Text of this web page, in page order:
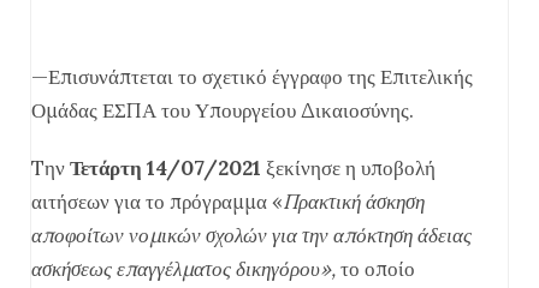
—Επισυνάπτεται το σχετικό έγγραφο της Επιτελικής
Ομάδας ΕΣΠΑ του Υπουργείου Δικαιοσύνης.
TηνΤετάρτη 14/07/2021 ξεκίνησε η υποβολή
αιτήσεων για το πρόγραμμα «Πρακτική άσκηση
αποφοίτων νομικών σχολών για την απόκτηση άδειας
ασκήσεως επαγγέλματος δικηγόρου»,το οποίο